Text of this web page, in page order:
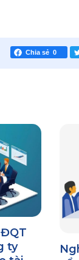
Chia sẻ 0
ty